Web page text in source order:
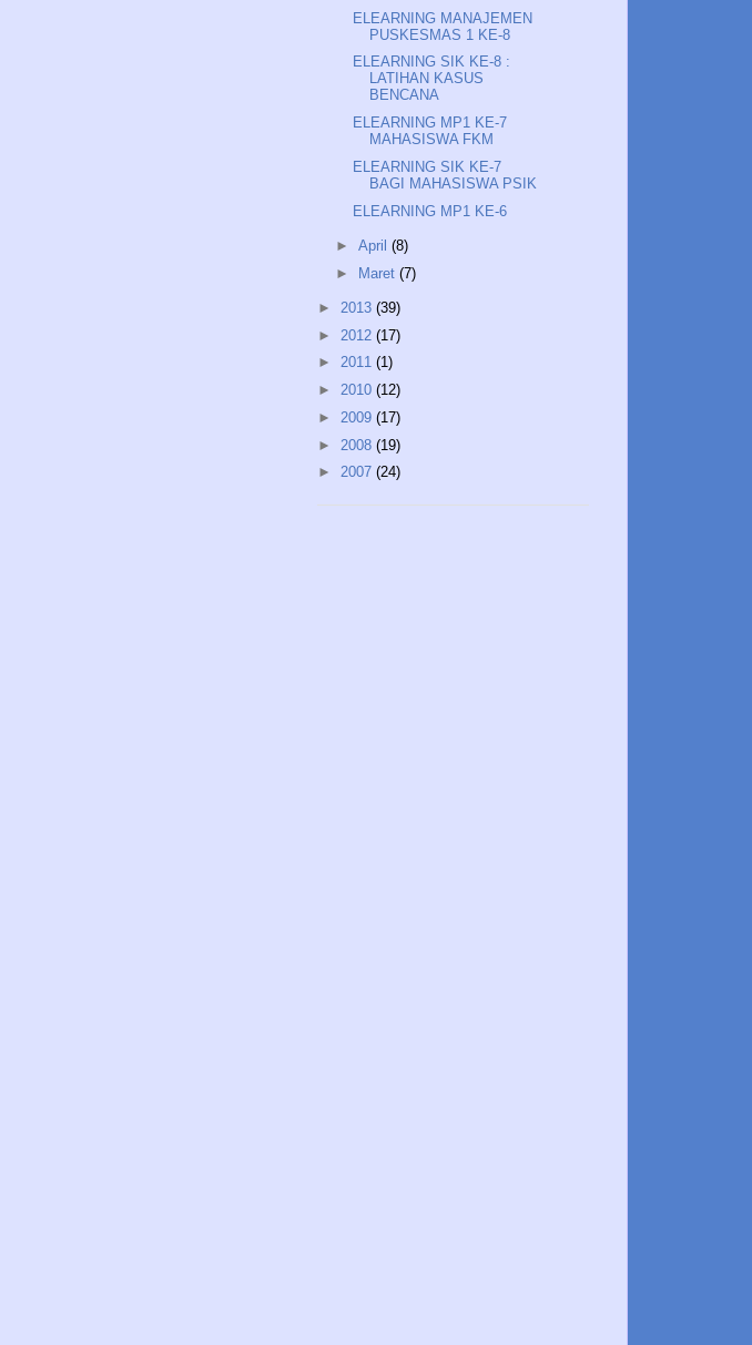
ELEARNING MANAJEMEN
PUSKESMAS 1 KE-8
ELEARNING SIK KE-8 :
LATIHAN KASUS
BENCANA
ELEARNING MP1 KE-7
MAHASISWA FKM
ELEARNING SIK KE-7
BAGI MAHASISWA PSIK
ELEARNING MP1 KE-6
► April (8)
► Maret (7)
► 2013 (39)
► 2012 (17)
► 2011 (1)
► 2010 (12)
► 2009 (17)
► 2008 (19)
► 2007 (24)